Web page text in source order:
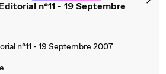
n°11 - 19 Septembre
n°11 - 19 Septembre 2007